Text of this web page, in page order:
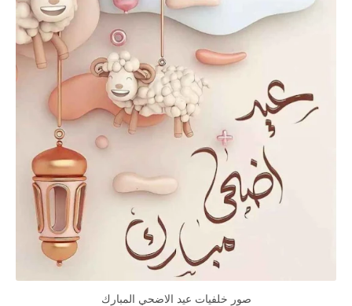
صور خلفيات عيد الاضحي المبارك